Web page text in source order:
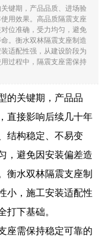
键期，产品品质、进场验
用效果。高品质隔震支座
位准确，受力均匀，避免
。衡水双林隔震支座制造
适配性强，从建设阶段为
过程中，隔震支座需保持
的关键期，产品品
直接影响后续几十年
结构稳定、不易变
，避免因安装偏差造
衡水双林隔震支座制
小，施工安装适配性
打下基础。
座需保持稳定可靠的